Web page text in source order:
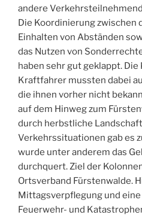
andere
Die Koordinierung zwischen
Einhalten von Abständen
das Nutzen von
haben sehr gut geklappt.
Kraftfahrer mussten dabei
die ihnen vorher nicht
auf dem Hinweg zum
durch herbstliche
Verkehrssituationen gab es
wurde unter anderem das
durchquert. Ziel der
Ortsverband Fürstenwalde.
Mittagsverpflegung und eine
Feuerwehr- und